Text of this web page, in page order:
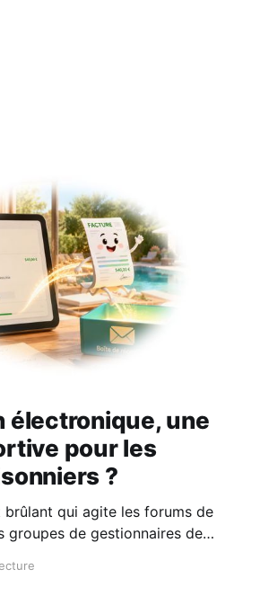
électronique, une
pour les
?
brûlant qui agite les forums de
groupes de gestionnaires de
le 1er septembre 2026 et les